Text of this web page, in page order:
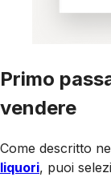
Primo
vendere
Come descritto
liquori, puoi